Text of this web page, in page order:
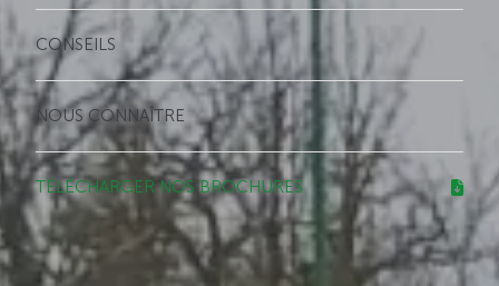
CONSEILS
NOUS CONNAÎTRE
TÉLÉCHARGER NOS BROCHURES